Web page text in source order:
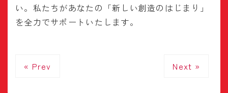
い。私たちがあなたの「新しい創造のはじまり」
を全力でサポートいたします。
« Prev Next »